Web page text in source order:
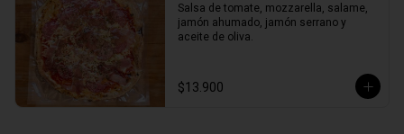
Salsa de tomate, mozzarella, salame,
jamón ahumado, jamón serrano y
aceite de oliva.
$13.900